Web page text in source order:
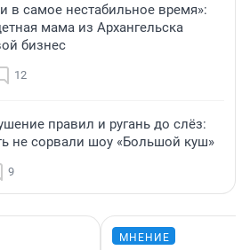
в самое нестабильное время»:
мама из Архангельска
бизнес
12
правил и ругань до слёз:
не сорвали шоу «Большой куш»
9
МНЕНИЕ